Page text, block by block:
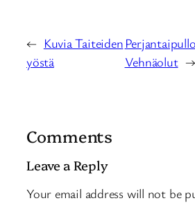
← Kuvia Taiteiden
yöstä
Vehnäolut →
Comments
Leave a Reply
Your email address will not be